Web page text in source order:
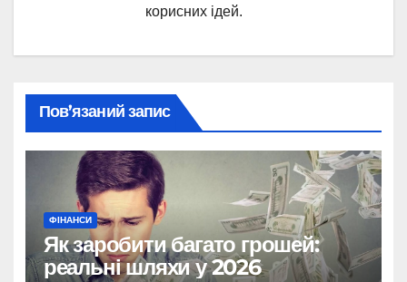
корисних ідей.
Пов’язаний запис
ФІНАНСИ
Як заробити багато грошей:
реальні шляхи у 2026